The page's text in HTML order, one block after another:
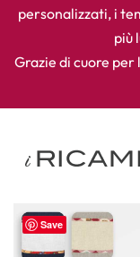
personalizzati, i
più
Grazie di cuore per
Save